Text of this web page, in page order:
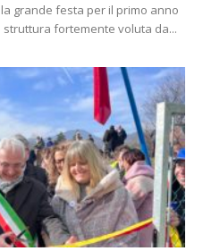
grande festa per il primo anno
struttura fortemente voluta da...